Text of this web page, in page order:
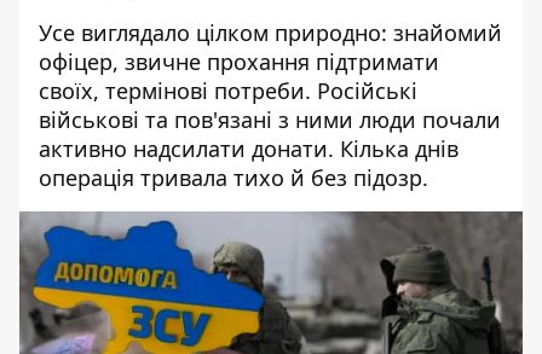
Усе виглядало цілком природно: знайомий
офіцер, звичне прохання підтримати
своїх, термінові потреби. Російські
військові та пов'язані з ними люди почали
активно надсилати донати. Кілька днів
операція тривала тихо й без підозр.